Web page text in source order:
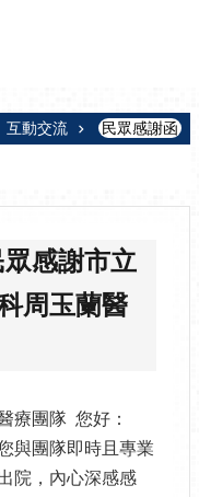
互動交流 民眾感謝函
感謝市立
周玉蘭醫
療團隊 您好：
與團隊即時且專業
院，內心深感感